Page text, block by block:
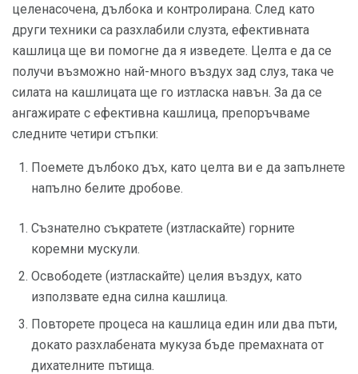
целенасочена, дълбока и контролирана. След като
други техники са разхлабили слузта, ефективната
кашлица ще ви помогне да я изведете. Целта е да се
получи възможно най-много въздух зад слуз, така че
силата на кашлицата ще го изтласка навън. За да се
ангажирате с ефективна кашлица, препоръчваме
следните четири стъпки:
Поемете дълбоко дъх, като целта ви е да запълнете
напълно белите дробове.
Съзнателно съкратете (изтласкайте) горните
коремни мускули.
Освободете (изтласкайте) целия въздух, като
използвате една силна кашлица.
Повторете процеса на кашлица един или два пъти,
докато разхлабената мукуза бъде премахната от
дихателните пътища.